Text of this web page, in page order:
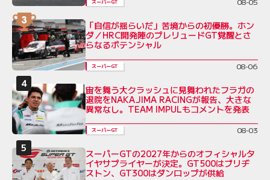
スーパーGT
「自信が揺らいだ」苦境からの初優勝。ホン
ダ／HRC開発陣のプレリュードGT覚醒とさ
らなるポテンシャル
スーパーGT 08-06
宙を舞う大クラッシュに見舞われたフラガの
退院をNAKAJIMA RACINGが報告、大きな
異常なし。TEAM IMPULもコメントを発表
スーパーGT 08-03
スーパーGTの2027年からのオフィシャルタ
イヤサプライヤーが決定。GT500はブリヂ
ストン、GT300はダンロップが供給